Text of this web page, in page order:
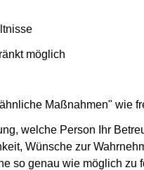
möglich
Maßnahmen" wie
welche Person Ihr
Wünsche zur
so genau wie möglich